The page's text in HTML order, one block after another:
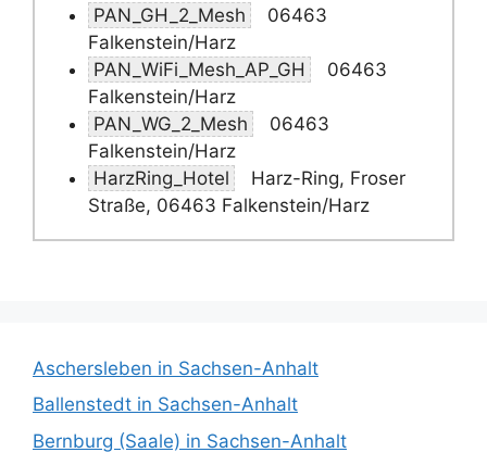
PAN_GH_2_Mesh
06463
Falkenstein/Harz
PAN_WiFi_Mesh_AP_GH
06463
Falkenstein/Harz
PAN_WG_2_Mesh
06463
Falkenstein/Harz
HarzRing_Hotel
Harz-Ring, Froser
Straße, 06463 Falkenstein/Harz
Aschersleben in Sachsen-Anhalt
Ballenstedt in Sachsen-Anhalt
Bernburg (Saale) in Sachsen-Anhalt